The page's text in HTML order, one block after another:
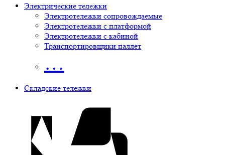
Электрические тележки
Электротележки сопровождаемые
Электротележки с платформой
Электротележки с кабиной
Транспортировщики паллет
…
Складские тележки